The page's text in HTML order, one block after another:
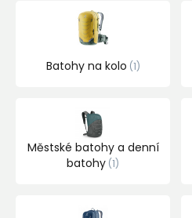
Batohy na kolo 1
Městské batohy a denní
batohy 1